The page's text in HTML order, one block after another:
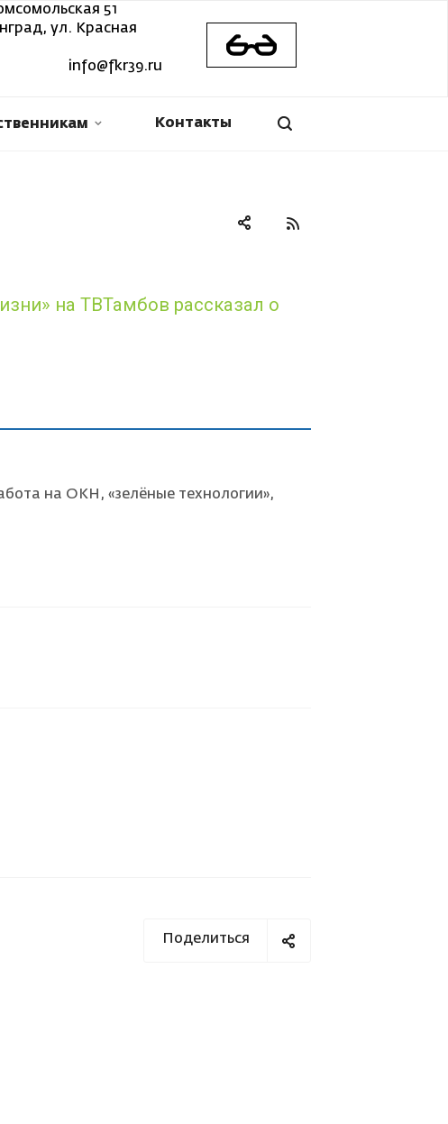
51
ул. Красная
info@fkr39.ru
Контакты
на ТВТамбов рассказал о
на ОКН, «зелёные технологии»,
Поделиться